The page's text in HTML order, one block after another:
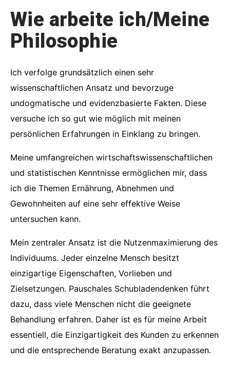
Wie arbeite ich/Meine
Philosophie
Ich verfolge grundsätzlich einen sehr
wissenschaftlichen Ansatz und bevorzuge
undogmatische und evidenzbasierte Fakten. Diese
versuche ich so gut wie möglich mit meinen
persönlichen Erfahrungen in Einklang zu bringen.
Meine umfangreichen wirtschaftswissenschaftlichen
und statistischen Kenntnisse ermöglichen mir, dass
ich die Themen Ernährung, Abnehmen und
Gewohnheiten auf eine sehr effektive Weise
untersuchen kann.
Mein zentraler Ansatz ist die Nutzenmaximierung des
Individuums. Jeder einzelne Mensch besitzt
einzigartige Eigenschaften, Vorlieben und
Zielsetzungen. Pauschales Schubladendenken führt
dazu, dass viele Menschen nicht die geeignete
Behandlung erfahren. Daher ist es für meine Arbeit
essentiell, die Einzigartigkeit des Kunden zu erkennen
und die entsprechende Beratung exakt anzupassen.